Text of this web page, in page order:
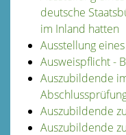
deutsche
im Inland hatten
Ausstellung
Ausweispflicht -
Auszubildende
Auszubildende
Auszubildende